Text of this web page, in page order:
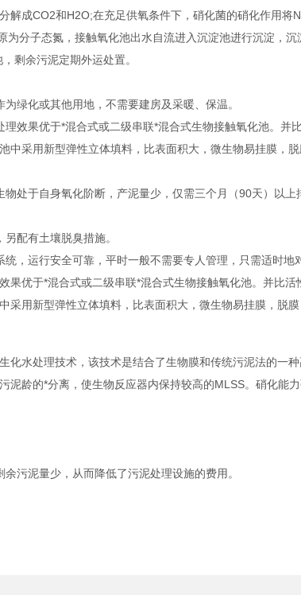
成CO2和H2O;在充足供氧条件下，硝化菌的硝化作用将
分子态氮，接触氧化池出水自流进入沉淀池进行沉淀，
剩余污泥定期外运处置。
绿化或其他用地，不需要建房及采暖、保温。
效果优于*混合式或二级串联*混合式生物接触氧化池。并
中采用新型弹性立体填料，比表面积大，微生物易挂膜，
处于自身氧化阶断，产泥量少，仅需三个月（90天）以
配有土壤脱臭措施。
，运行安全可靠，平时一般不需要专人管理，只需适时地
优于*混合式或二级串联*混合式生物接触氧化池。并比
采用新型弹性立体填料，比表面积大，微生物易挂膜，脱
化水处理技术，该技术是结合了生物膜和传统污泥法的一
龄的*分离，使生物反应器内保持较高的MLSS。硝化能力
污泥量少，从而降低了污泥处理设施的费用。